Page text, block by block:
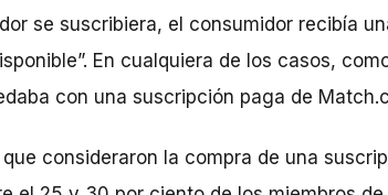
se suscribiera, el consumidor recibía
En cualquiera de los casos,
con una suscripción paga de
consideraron la compra de una